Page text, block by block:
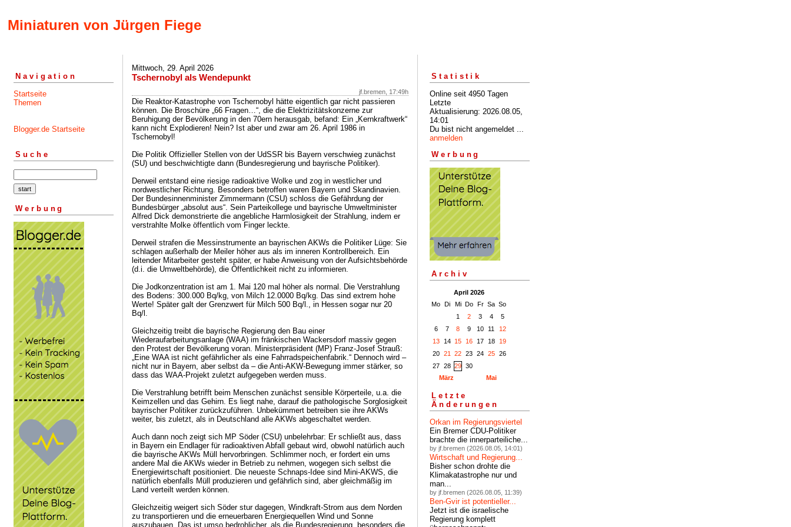
Miniaturen von Jürgen Fiege
Navigation
Startseite
Themen
Blogger.de Startseite
Suche
Werbung
Mittwoch, 29. April 2026
Tschernobyl als Wendepunkt
jf.bremen, 17:49h
Die Reaktor-Katastrophe von Tschernobyl hätte eigentlich gar nicht passieren
können. Die Broschüre „66 Fragen…“, die die Elektrizitätskonzerne zur
Beruhigung der Bevölkerung in den 70ern herausgab, befand: Ein „Kernkraftwerk“
kann nicht Explodieren! Nein? Ist aber und zwar am 26. April 1986 in
Tschernobyl!
Die Politik Offizieller Stellen von der UdSSR bis Bayern verschwieg zunächst
(SU) und beschwichtigte dann (Bundesregierung und bayrische Politiker).
Derweil entstand eine riesige radioaktive Wolke und zog in westlicher und
nordwestlicher Richtung. Besonders betroffen waren Bayern und Skandinavien.
Der Bundesinnenminister Zimmermann (CSU) schloss die Gefährdung der
Bundesbürger „absolut aus“. Sein Parteikollege und bayrische Umweltminister
Alfred Dick demonstrierte die angebliche Harmlosigkeit der Strahlung, indem er
verstrahlte Molke öffentlich vom Finger leckte.
Derweil strafen die Messinstrumente an bayrischen AKWs die Politiker Lüge: Sie
schlagen außerhalb der Meiler höher aus als im inneren Kontrollbereich. Ein
leitender Mitarbeiter gesteht später, er habe Anweisung von der Aufsichtsbehörde
(d.i. die Umweltbehörde), die Öffentlichkeit nicht zu informieren.
Die Jodkonzentration ist am 1. Mai 120 mal höher als normal. Die Verstrahlung
des Bodens: 300.000 Bq/kg, von Milch 12.0000 Bq/kg. Das sind extrem hohe
Werte! Später galt der Grenzwert für Milch 500 Bq/l., in Hessen sogar nur 20
Bq/l.
Gleichzeitig treibt die bayrische Regierung den Bau einer
Wiederaufarbeitungsanlage (WAA) im fränkischen Wackersdorf massiv gegen
den Protest der Bevölkerung voran. Ministerpräsident (MP) Franz-Josef Strauß:
„Eine WAA ist nicht gefährlicher als eine Fahrradspeichenfabrik.“ Dennoch wird –
nicht nur in Bayern, aber selbst da – die Anti-AKW-Bewegung immer stärker, so
dass das WAA-Projekt zuletzt aufgegeben werden muss.
Die Verstrahlung betrifft beim Menschen zunächst sensible Körperteile, u.a. die
Keimzellen und das Gehirn. Es liegt nahe, darauf die pathologische Sorglosigkeit
bayrischer Politiker zurückzuführen. Unbekümmert betreiben sie ihre AKWs
weiter, bis zuletzt, als in Deutschland alle AKWs abgeschaltet werden.
Auch dann noch zeigt sich MP Söder (CSU) unbelehrbar: Er schließt aus, dass
in Bayern ein Endlager für radioaktiven Abfall gebaut wird, obwohl natürlich auch
die bayrische AKWs Müll hervorbringen. Schlimmer noch, er fordert ein ums
andere Mal die AKWs wieder in Betrieb zu nehmen, wogegen sich selbst die
Energiewirtschaft positioniert. Die neueste Schnaps-Idee sind Mini-AKWS, die
natürlich ebenfalls Müll produzieren und gefährlich sind, aber gleichmäßig im
Land verteilt werden können.
Gleichzeitig weigert sich Söder stur dagegen, Windkraft-Strom aus dem Norden
zu transportieren und die erneuerbaren Energiequellen Wind und Sonne
auszubauen. Das ist umso bedrohlicher, als die Bundesregierung, besonders die
Statistik
Online seit 4950 Tagen
Letzte
Aktualisierung: 2026.08.05,
14:01
Du bist nicht angemeldet ...
anmelden
Werbung
Archiv
April 2026
Mo Di Mi Do Fr Sa So
1
2 3 4
5
6
7 8 9 10 11
12
13
14 15 16 17 18
19
20
21 22 23 24 25
26
27
28 29 30
März
Mai
Letzte
Änderungen
Orkan im Regierungsviertel
Ein Bremer CDU-Politiker
brachte die innerparteiliche...
by jf.bremen (2026.08.05, 14:01)
Wirtschaft und Regierung...
Bisher schon drohte die
Klimakatastrophe nur und
man...
by jf.bremen (2026.08.05, 11:39)
Ben-Gvir ist potentieller...
Jetzt ist die israelische
Regierung komplett